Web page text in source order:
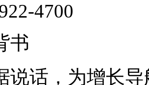
4700
书
说话，为增长导